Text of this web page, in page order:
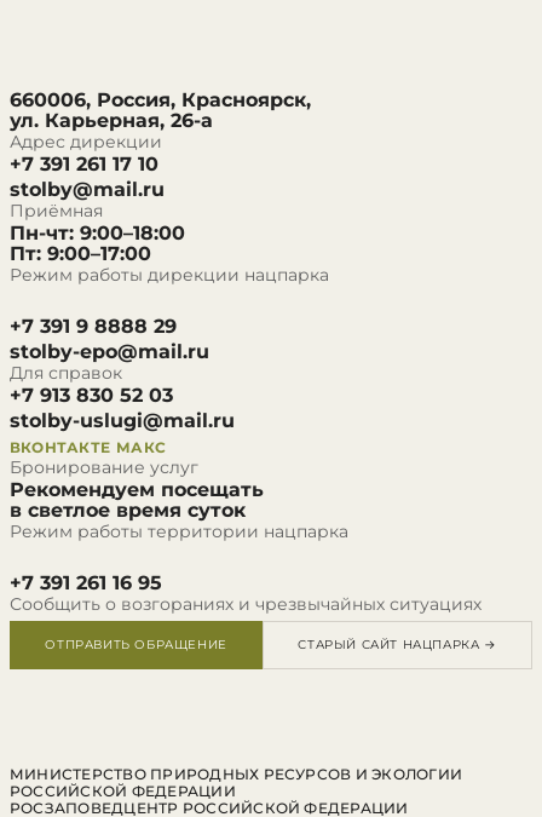
660006, Россия, Красноярск,
ул. Карьерная, 26-а
Адрес дирекции
+7 391 261 17 10
stolby@mail.ru
Приёмная
Пн-чт: 9:00–18:00
Пт: 9:00–17:00
Режим работы дирекции нацпарка
+7 391 9 8888 29
stolby-epo@mail.ru
Для справок
+7 913 830 52 03
stolby-uslugi@mail.ru
ВКОНТАКТЕ МАКС
Бронирование услуг
Рекомендуем посещать
в светлое время суток
Режим работы территории нацпарка
+7 391 261 16 95
Сообщить о возгораниях и чрезвычайных ситуациях
ОТПРАВИТЬ ОБРАЩЕНИЕ СТАРЫЙ САЙТ НАЦПАРКА →
МИНИСТЕРСТВО ПРИРОДНЫХ РЕСУРСОВ И ЭКОЛОГИИ
РОССИЙСКОЙ ФЕДЕРАЦИИ
РОСЗАПОВЕДЦЕНТР РОССИЙСКОЙ ФЕДЕРАЦИИ